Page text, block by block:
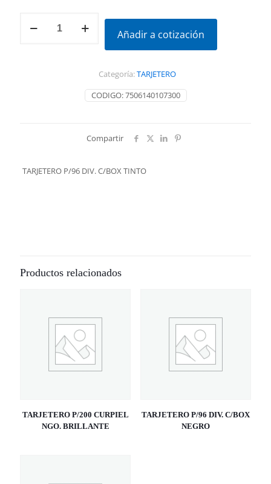
P/96
Añadir a cotización
CODIGO:7506140107300
Categoría:TARJETERO
Compartir
TARJETERO P/96 DIV. C/BOX TINTO
Productos relacionados
TARJETERO P/200 CURPIEL
NGO. BRILLANTE
TARJETERO P/96 DIV. C/BOX
NEGRO